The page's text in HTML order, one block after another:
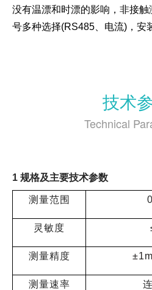
没有温漂和时漂的影响，非接
号多种选择(RS485、电流)，安
技术
Technical
1 规格及主要技术参数
测量范围
灵敏度
测量精度
测量速率